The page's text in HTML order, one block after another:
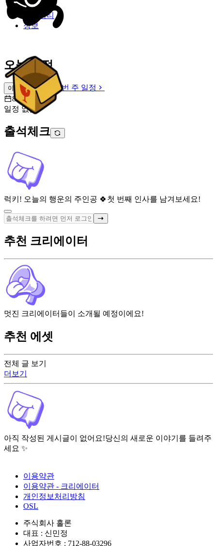
피드
커뮤니티
정보
오늘 일정
이번 주 일정
이번 주 일정
8월 9일 [일]
일정 없음
출석체크
럭키! 오늘의 행운의 주인공 🍀 첫 번째 인사를 남겨보세요!
전체 글 보기
더보기
아직 작성된 게시글이 없어요!당신의 새로운 이야기를 들려주
세요 ✨
추천 크리에이터
멋진 크리에이터들이 소개될 예정이에요!
추천 에셋
이용약관
이용약관 - 크리에이터
개인정보처리방침
OSL
주식회사 홀론
대표 : 신민정
사업자번호 : 712-88-03296